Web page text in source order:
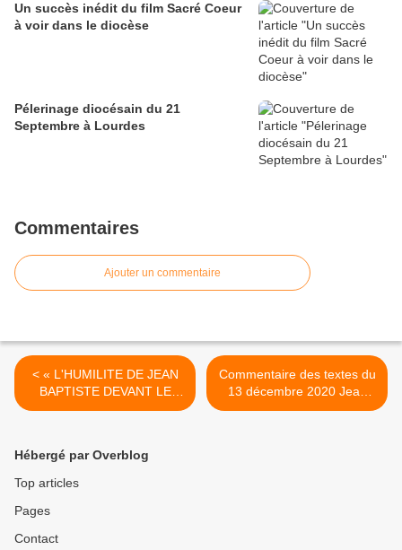
Un succès inédit du film Sacré Coeur
à voir dans le diocèse
Pélerinage diocésain du 21
Septembre à Lourdes
Commentaires
Ajouter un commentaire
< « L'HUMILITE DE JEAN
BAPTISTE DEVANT LE
SAUVEUR DU MONDE »
Commentaire des textes du
13 décembre 2020 Jean
1,6-8.19-28 >
Hébergé par Overblog
Top articles
Pages
Contact